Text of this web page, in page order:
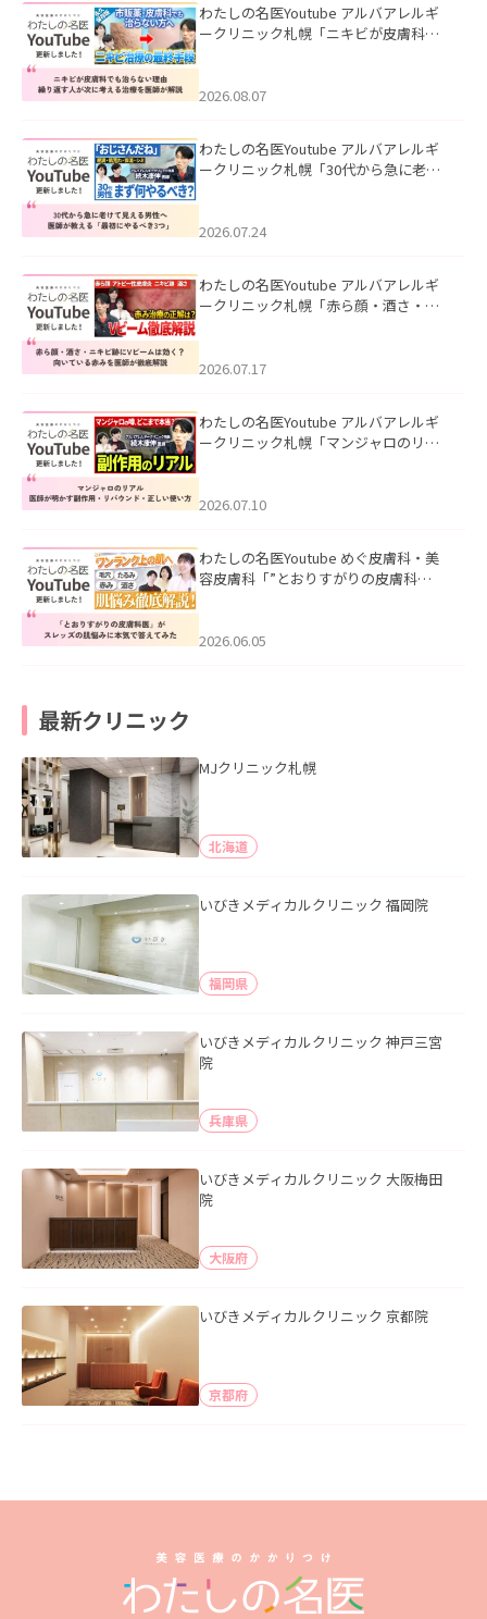
わたしの名医Youtube アルバアレルギ
ークリニック札幌「ニキビが皮膚科で
ました。
2026.08.07
わたしの名医Youtube アルバアレルギ
ークリニック札幌「30代から急に老け
た。
2026.07.24
わたしの名医Youtube アルバアレルギ
ークリニック札幌「赤ら顔・酒さ・ニ
した。
2026.07.17
わたしの名医Youtube アルバアレルギ
ークリニック札幌「マンジャロのリア
た。
2026.07.10
わたしの名医Youtube めぐ皮膚科・美
容皮膚科「”とおりすがりの皮膚科
2026.06.05
最新クリニック
MJクリニック札幌
北海道
いびきメディカルクリニック 福岡院
福岡県
いびきメディカルクリニック 神戸三宮
院
兵庫県
いびきメディカルクリニック 大阪梅田
院
大阪府
いびきメディカルクリニック 京都院
京都府